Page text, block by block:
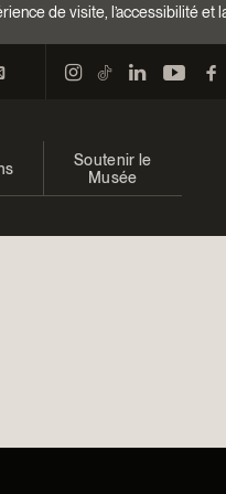
de visite, l’accessibilité
Soutenir le
Musée